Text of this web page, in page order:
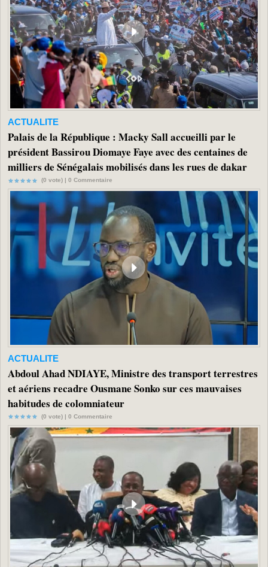
ACTUALITE
Palais de la République : Macky Sall accueilli par le
président Bassirou Diomaye Faye avec des centaines de
milliers de Sénégalais mobilisés dans les rues de dakar
(0 vote) | 0 Commentaire
ACTUALITE
Abdoul Ahad NDIAYE, Ministre des transport terrestres
et aériens recadre Ousmane Sonko sur ces mauvaises
habitudes de colomniateur
(0 vote) | 0 Commentaire